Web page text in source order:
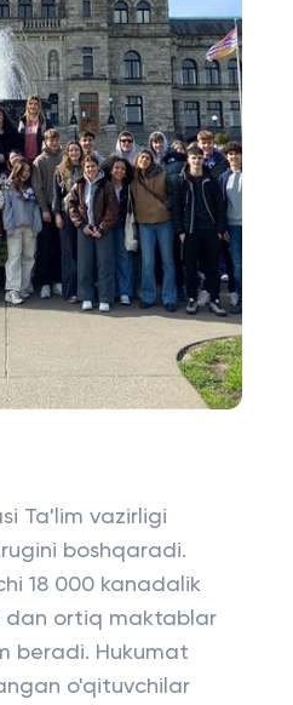
Ta'lim vazirligi
boshqaradi.
18 000 kanadalik
dan ortiq maktablar
beradi. Hukumat
o'qituvchilar